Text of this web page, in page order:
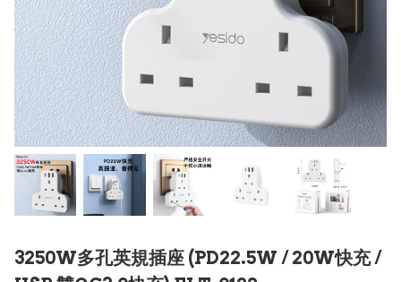
3250W多孔英規插座 (PD22.5W / 20W快充 /